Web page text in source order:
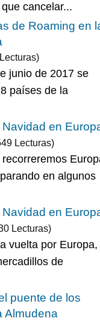
cancelar...
de Roaming en
junio de 2017 se
países de la
en
Lecturas)
en algunos
en
Lecturas)
vuelta por Europa,
de
puente de los
Almudena